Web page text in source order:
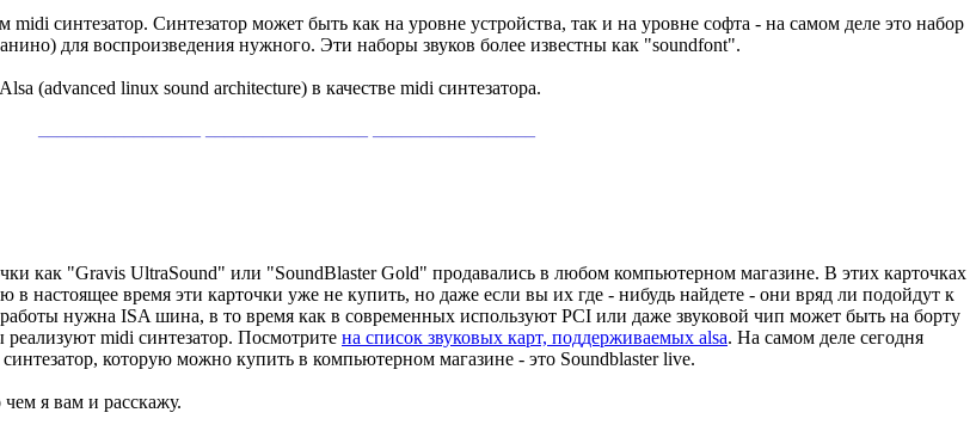
синтезатор. Синтезатор может быть как на уровне устройства, так и на уровне софта - на самом деле это набор
для воспроизведения нужного. Эти наборы звуков более известны как "soundfont".
(advanced linux sound architecture) в качестве midi синтезатора.
как "Gravis UltraSound" или "SoundBlaster Gold" продавались в любом компьютерном магазине. В этих карточках
в настоящее время эти карточки уже не купить, но даже если вы их где - нибудь найдете - они вряд ли подойдут к
нужна ISA шина, в то время как в современных используют PCI или даже звуковой чип может быть на борту
midi синтезатор. Посмотрите на список звуковых карт, поддерживаемых alsa. На самом деле сегодня
которую можно купить в компьютерном магазине - это Soundblaster live.
я вам и расскажу.